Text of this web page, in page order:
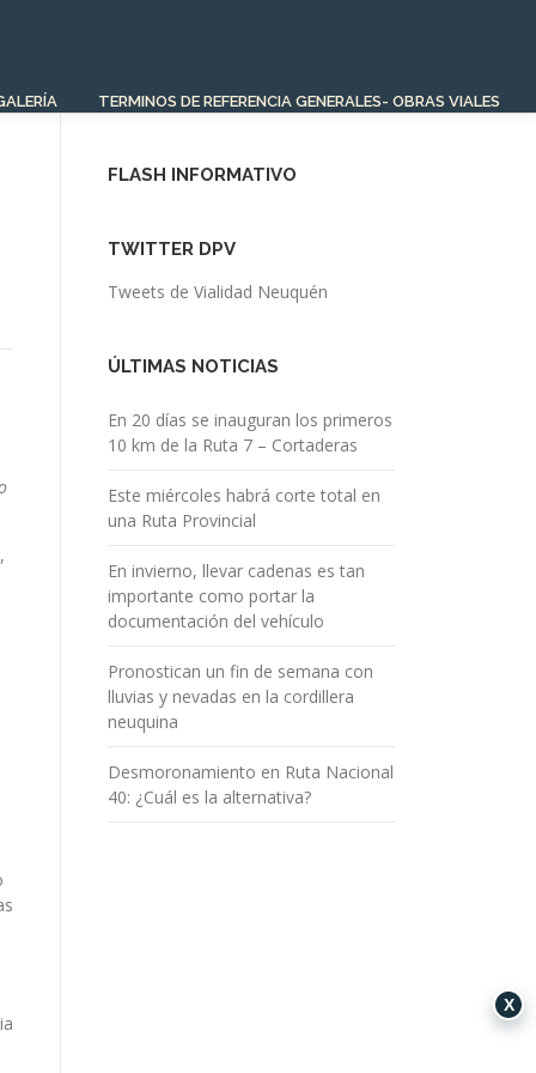
TERMINOS DE REFERENCIA GENERALES- OBRAS VIALES
FLASH INFORMATIVO
TWITTER DPV
Tweets de Vialidad Neuquén
ÚLTIMAS NOTICIAS
En 20 días se inauguran los primeros
10 km de la Ruta 7 – Cortaderas
Este miércoles habrá corte total en
una Ruta Provincial
En invierno, llevar cadenas es tan
importante como portar la
documentación del vehículo
Pronostican un fin de semana con
lluvias y nevadas en la cordillera
neuquina
Desmoronamiento en Ruta Nacional
40: ¿Cuál es la alternativa?
X